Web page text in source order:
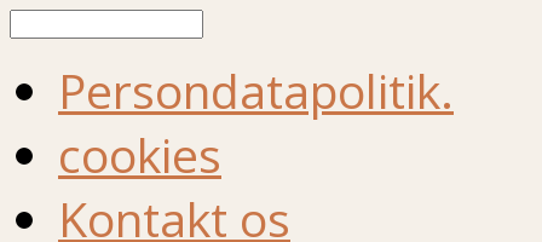
Persondatapolitik.
cookies
Kontakt os